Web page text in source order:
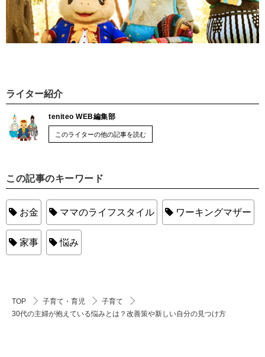
ライター紹介
teniteo WEB編集部
このライターの他の記事を読む
この記事のキーワード
お金 ママのライフスタイル ワーキングマザー
家事 悩み
TOP 子育て・育児
子育て
30代の主婦が抱えている悩みとは？改善策や新しい自分の見つけ方